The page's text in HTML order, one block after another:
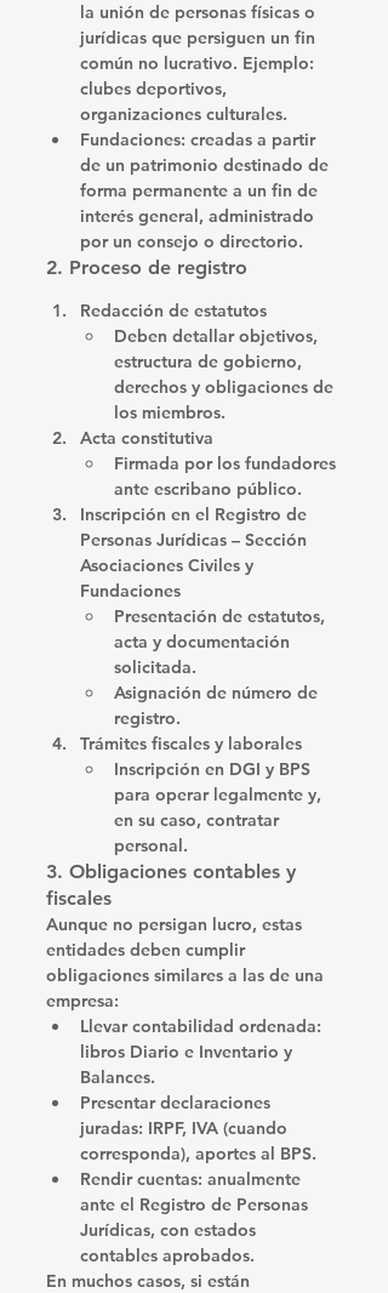
la unión de personas físicas o
jurídicas que persiguen un fin
común no lucrativo. Ejemplo:
clubes deportivos,
organizaciones culturales.
Fundaciones: creadas a partir
de un patrimonio destinado de
forma permanente a un fin de
interés general, administrado
por un consejo o directorio.
2. Proceso de registro
Redacción de estatutos
Deben detallar objetivos,
estructura de gobierno,
derechos y obligaciones de
los miembros.
Acta constitutiva
Firmada por los fundadores
ante escribano público.
Inscripción en el Registro de
Personas Jurídicas – Sección
Asociaciones Civiles y
Fundaciones
Presentación de estatutos,
acta y documentación
solicitada.
Asignación de número de
registro.
Trámites fiscales y laborales
Inscripción en DGI y BPS
para operar legalmente y,
en su caso, contratar
personal.
3. Obligaciones contables y
fiscales
Aunque no persigan lucro, estas
entidades deben cumplir
obligaciones similares a las de una
empresa:
Llevar contabilidad ordenada:
libros Diario e Inventario y
Balances.
Presentar declaraciones
juradas: IRPF, IVA (cuando
corresponda), aportes al BPS.
Rendir cuentas: anualmente
ante el Registro de Personas
Jurídicas, con estados
contables aprobados.
En muchos casos, si están